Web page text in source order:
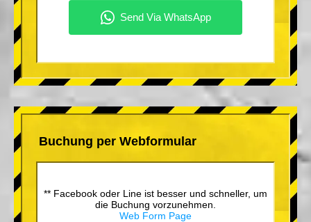
Buchung per Webformular
** Facebook oder Line ist besser und schneller, um
die Buchung vorzunehmen.
Web Form Page